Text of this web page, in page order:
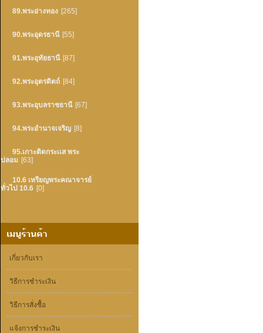
89.พระอ่างทอง [265]
90.พระอุดรธานี [55]
91.พระอุทัยธานี [87]
92.พระอุตรดิตถ์ [84]
93.พระอุบลราชธานี [67]
94.พระอำนาจเจริญ [8]
95.เกาะติดกระเเส พระ
ปลอม [63]
10.6 เหรียญพระคณาจารย์
ทั่วไป 10.6 [0]
เกี่ยวกับเรา
วิธีการชำระเงิน
วิธีการสั่งซื้อ
แจ้งการชำระเงิน